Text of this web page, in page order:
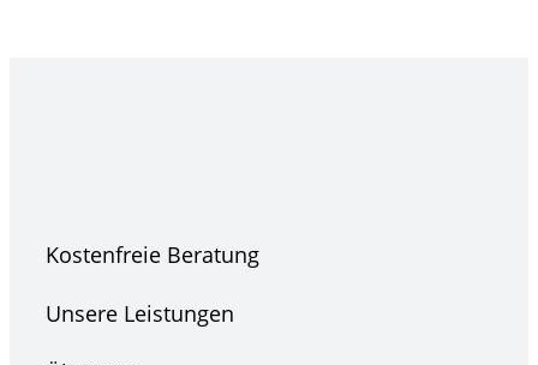
Kostenfreie Beratung
Unsere Leistungen